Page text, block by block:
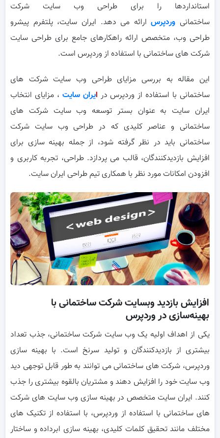
استانداردها را برای طراحی وب سایت شرکت
ساختمانی وردپرسارائه می دهد. ایران سایت، پلتفرم پیشرو
طراحی وب، متخصص ارائه راهکارهای جامع برای طراحی سایت
شرکت های ساختمانی با استفاده از وردپرس است.
این مقاله به بررسی مزایای طراحی وب سایت شرکت های
ساختمانی با استفاده از وردپرس در ایران سایت ، مزایای انتخاب
ایران سایت به عنوان بستر توسعه وب سایت شرکت های
ساختمانی و عناصر کلیدی که در طراحی وب سایت شرکت
ساختمانی باید در نظر گرفته شود، از جمله بهینه سازی برای
افزایش بازدیدکنندگان، قالب می پردازد. طراحی، تجربه کاربری و
افزودن امکانات مورد نظر با همکاری تیم طراحی ایران سایت.
افزایش بازدید وبسایت شرکت ساختمانی با
بهینه‌سازی در وردپرس
یکی از اهداف اولیه یک وب سایت شرکت ساختمانی، جذب تعداد
بیشتری از بازدیدکنندگان و تولید سرنخ است. با بهینه سازی
وردپرس، شرکت های ساختمانی می توانند به طور قابل توجهی دید
وب سایت خود را افزایش دهند و مشتریان بالقوه بیشتری را جذب
کنند. ایران سایت متخصص در بهینه سازی وب سایت های شرکت
های ساختمانی با استفاده از وردپرس، با استفاده از تکنیک های
مختلف مانند تحقیق کلمات کلیدی، بهینه سازی ابرداده و ساختار